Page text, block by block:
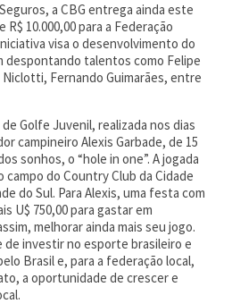
a CBG entrega ainda este
10.000,00 para a Federação
visa o desenvolvimento do
despontando talentos como Felipe
Niclotti, Fernando Guimarães, entre
Golfe Juvenil, realizada nos dias
campineiro Alexis Garbade, de 15
sonhos, o “hole in one”. A jogada
do Country Club da Cidade
do Sul. Para Alexis, uma festa com
U$ 750,00 para gastar em
melhorar ainda mais seu jogo.
de investir no esporte brasileiro e
Brasil e, para a federação local,
a oportunidade de crescer e